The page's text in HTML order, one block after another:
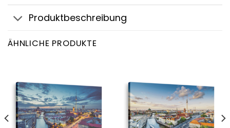
Produktbeschreibung
ÄHNLICHE PRODUKTE